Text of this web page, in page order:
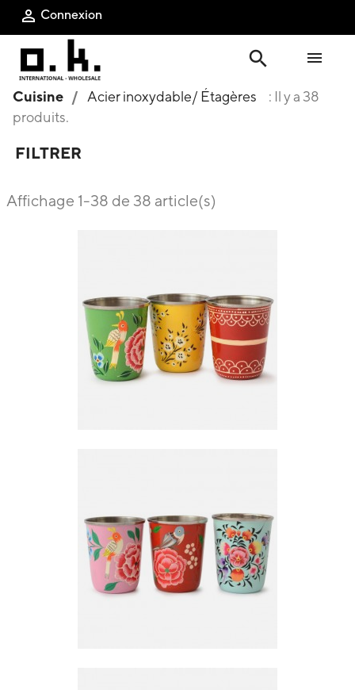
 Connexion
search 
Cuisine Acier inoxydable/ Étagères
: Il y a 38
produits.
FILTRER
Affichage 1-38 de 38 article(s)